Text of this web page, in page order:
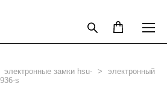
электронные замки hsu- >
электронный
s